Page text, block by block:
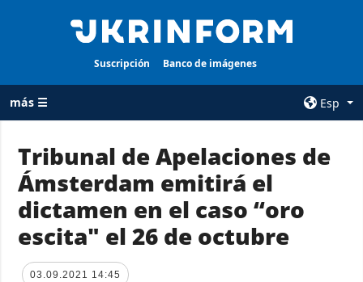
Suscripción Banco de imágenes
más ☰
Esp
TODAS LAS
CATEGORÍAS
Guerra
Reconstrucción
de Ucrania
AGENCIA
sobre la agencia
contacto
Tribunal de Apelaciones de
Ámsterdam emitirá el
dictamen en el caso “oro
escita" el 26 de octubre
03.09.2021 14:45